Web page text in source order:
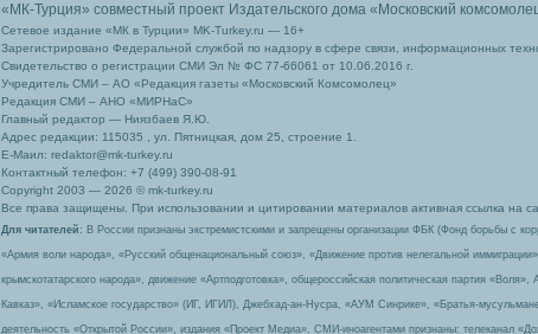
«МК-Турция» совместный проект Издательского дома «Московский
Сетевое издание «МК в Турции» MK-Turkey.ru — 16+
Зарегистрировано Федеральной службой по надзору в сфере связи, информационных
Свидетельство о регистрации СМИ Эл № ФС 77-66061 от 10.06.2016 г.
Учредитель СМИ – АО «Редакция газеты «Московский Комсомолец»
Редакция СМИ – АНО «МИРНаС»
Главный редактор — Ниязбаев Я.Ю.
Адрес редакции: 115035 , ул. Пятницкая, дом 25, строение 1.
Е-Маил: redaktor@mk-turkey.ru
Контактный телефон: +7 (499) 390-08-91
Copyright 2003 — 2026 © mk-turkey.ru
Все права защищены. При использовании и цитировании материалов активная ссылка на
Для читателей : В России признаны экстремистскими и запрещены организации ФБК (Фонд борьбы с
«Армия воли народа», «Русский общенациональный союз», «Движение против нелегальной
крымскотатарского народа», движение «Артподготовка», общероссийская политическая партия
Кавказ», «Исламское государство» (ИГ, ИГИЛ), Джебхад-ан-Нусра, «АУМ Синрике», «Братья-
деятельность «Открытой России», издания «Проект Медиа». СМИ-иноагентами признаны: